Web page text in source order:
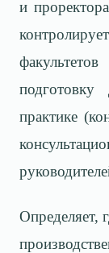
и
подготовку
практике
Определяет,